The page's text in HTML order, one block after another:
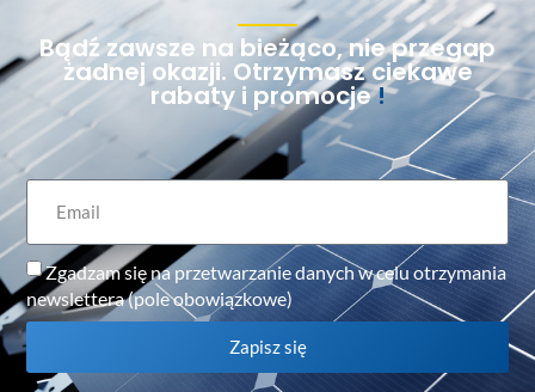
Bądź zawsze na bieżąco, nie przegap
żadnej okazji. Otrzymasz ciekawe
rabaty i promocje!
Zgadzam się na przetwarzanie danych w celu otrzymania
newslettera (pole obowiązkowe)
Zapisz się